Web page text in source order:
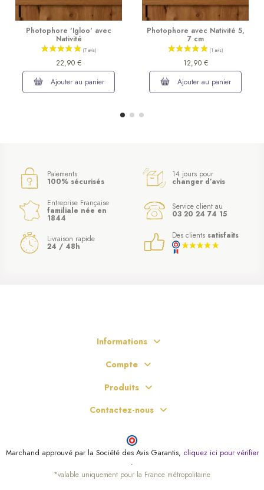
Photophore 'Igloo' avec
Nativité
22,90 €
Ajouter au panier
Photophore avec Nativité 5,
7 cm
12,90 €
Ajouter au panier
Paiements
100% sécurisés
14 jours pour
changer d’avis
Entreprise Française
familiale née en
1844
Service client au
03 20 24 74 15
Livraison rapide
24 / 48h
Des clients satisfaits
Informations
Compte
Produits
Contactez-nous
Marchand approuvé par la Société des Avis Garantis, cliquez ici pour vérifier
.
*valable uniquement pour la France métropolitaine